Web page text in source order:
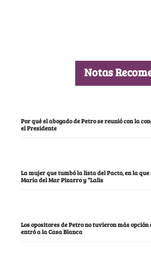
Notas
Por qué el abogado de Petro se reunió con la
el Presidente
La mujer que tumbó la lista del Pacto, en la
María del Mar Pizarro y “Lalis
Los opositores de Petro no tuvieron más
entró a la Casa Blanca